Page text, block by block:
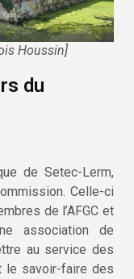
Houssin]
du
de Setec-Lerm,
Celle-ci
de l’AFGC et
association de
au service des
le savoir-faire des